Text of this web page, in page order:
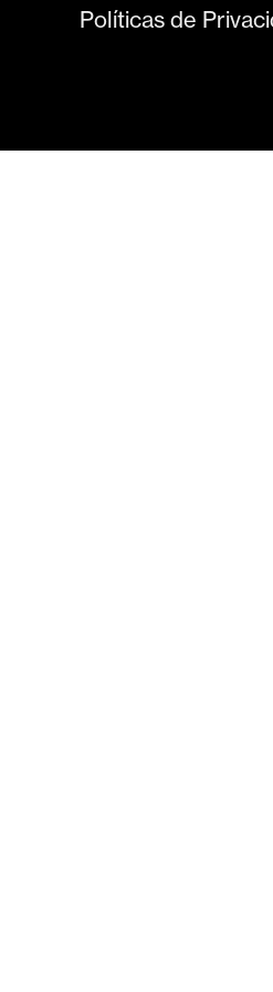
Políticas de